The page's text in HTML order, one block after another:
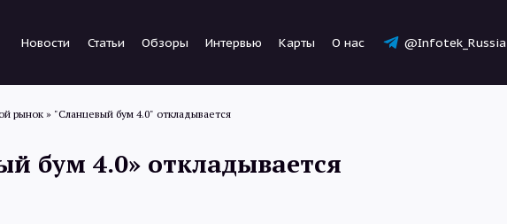
Новости Статьи Обзоры Интервью Карты О нас @Infotek_Russia
рынок » "Сланцевый бум 4.0" откладывается
бум 4.0» откладывается